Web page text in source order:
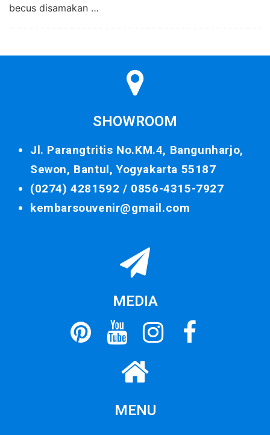
becus disamakan …
SHOWROOM
Jl. Parangtritis No.KM.4, Bangunharjo,
Sewon, Bantul, Yogyakarta 55187
(0274) 4281592 / 0856-4315-7927
kembarsouvenir@gmail.com
MEDIA
MENU